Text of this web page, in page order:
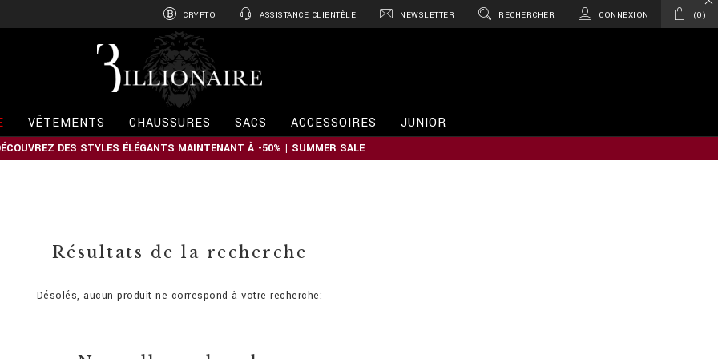
CRYPTO ASSISTANCE CLIENTÈLE NEWSLETTER RECHERCHER CONNEXION 0
l
o
n
a
VÊTEMENTS CHAUSSURES SACS ACCESSOIRES JUNIOR
DES STYLES ÉLÉGANTS MAINTENANT À -50% | SUMMER SALE
Résultats de la recherche
Désolés, aucun produit ne correspond à votre recherche: